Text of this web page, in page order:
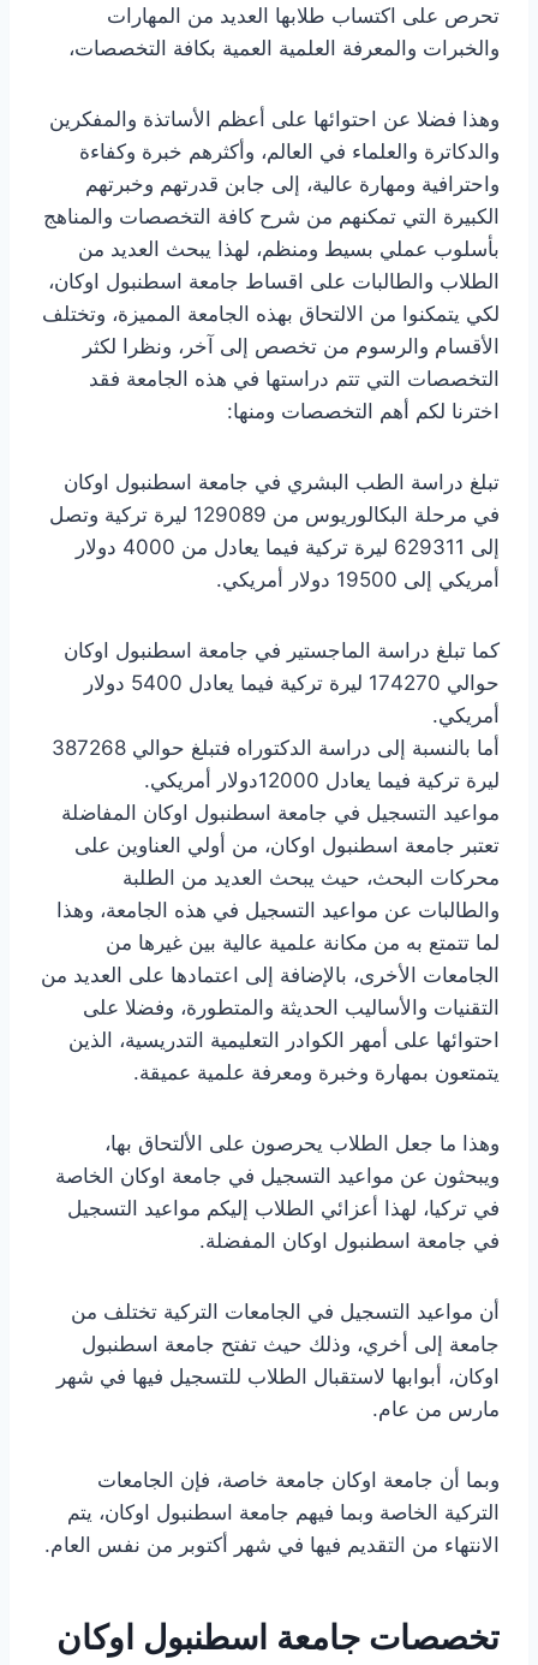
تحرص على اكتساب طلابها العديد من المهارات
والخبرات والمعرفة العلمية العمية بكافة التخصصات،
وهذا فضلا عن احتوائها على أعظم الأساتذة والمفكرين
والدكاترة والعلماء في العالم، وأكثرهم خبرة وكفاءة
واحترافية ومهارة عالية، إلى جابن قدرتهم وخبرتهم
الكبيرة التي تمكنهم من شرح كافة التخصصات والمناهج
بأسلوب عملي بسيط ومنظم، لهذا يبحث العديد من
الطلاب والطالبات على اقساط جامعة اسطنبول اوكان،
لكي يتمكنوا من الالتحاق بهذه الجامعة المميزة، وتختلف
الأقسام والرسوم من تخصص إلى آخر، ونظرا لكثر
التخصصات التي تتم دراستها في هذه الجامعة فقد
اخترنا لكم أهم التخصصات ومنها:
تبلغ دراسة الطب البشري في جامعة اسطنبول اوكان
في مرحلة البكالوريوس من 129089 ليرة تركية وتصل
إلى 629311 ليرة تركية فيما يعادل من 4000 دولار
أمريكي إلى 19500 دولار أمريكي.
كما تبلغ دراسة الماجستير في جامعة اسطنبول اوكان
حوالي 174270 ليرة تركية فيما يعادل 5400 دولار
أمريكي.
أما بالنسبة إلى دراسة الدكتوراه فتبلغ حوالي 387268
ليرة تركية فيما يعادل 12000دولار أمريكي.
مواعيد التسجيل في جامعة اسطنبول اوكان المفاضلة
تعتبر جامعة اسطنبول اوكان، من أولي العناوين على
محركات البحث، حيث يبحث العديد من الطلبة
والطالبات عن مواعيد التسجيل في هذه الجامعة، وهذا
لما تتمتع به من مكانة علمية عالية بين غيرها من
الجامعات الأخرى، بالإضافة إلى اعتمادها على العديد من
التقنيات والأساليب الحديثة والمتطورة، وفضلا على
احتوائها على أمهر الكوادر التعليمية التدريسية، الذين
يتمتعون بمهارة وخبرة ومعرفة علمية عميقة.
وهذا ما جعل الطلاب يحرصون على الألتحاق بها،
ويبحثون عن مواعيد التسجيل في جامعة اوكان الخاصة
في تركيا، لهذا أعزائي الطلاب إليكم مواعيد التسجيل
في جامعة اسطنبول اوكان المفضلة.
أن مواعيد التسجيل في الجامعات التركية تختلف من
جامعة إلى أخري، وذلك حيث تفتح جامعة اسطنبول
اوكان، أبوابها لاستقبال الطلاب للتسجيل فيها في شهر
مارس من عام.
وبما أن جامعة اوكان جامعة خاصة، فإن الجامعات
التركية الخاصة وبما فيهم جامعة اسطنبول اوكان، يتم
الانتهاء من التقديم فيها في شهر أكتوبر من نفس العام.
تخصصات جامعة اسطنبول اوكان